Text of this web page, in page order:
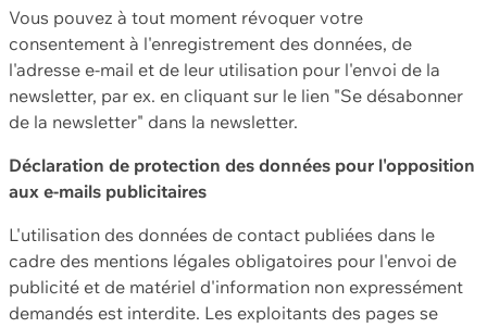
Vous pouvez à tout moment révoquer votre
consentement à l'enregistrement des données, de
l'adresse e-mail et de leur utilisation pour l'envoi de la
newsletter, par ex. en cliquant sur le lien "Se désabonner
de la newsletter" dans la newsletter.
Déclaration de protection des données pour l'opposition
aux e-mails publicitaires
L'utilisation des données de contact publiées dans le
cadre des mentions légales obligatoires pour l'envoi de
publicité et de matériel d'information non expressément
demandés est interdite. Les exploitants des pages se